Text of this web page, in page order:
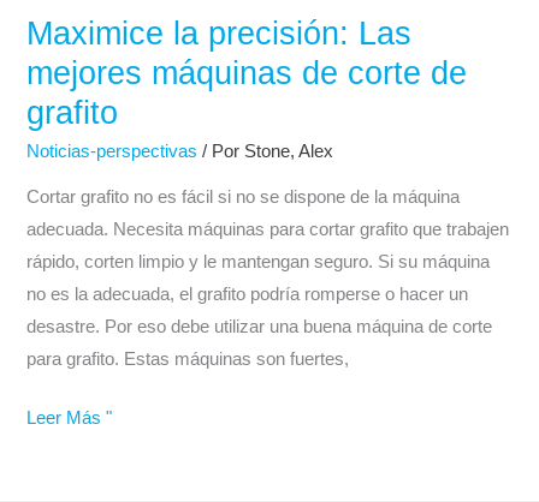
Maximice la precisión: Las
mejores máquinas de corte de
grafito
Noticias-perspectivas / Por Stone, Alex
Cortar grafito no es fácil si no se dispone de la máquina
adecuada. Necesita máquinas para cortar grafito que trabajen
rápido, corten limpio y le mantengan seguro. Si su máquina
no es la adecuada, el grafito podría romperse o hacer un
desastre. Por eso debe utilizar una buena máquina de corte
para grafito. Estas máquinas son fuertes,
Maximice
precisión:
Las
mejores
máquinas
de
corte
de
grafito
Leer Más "